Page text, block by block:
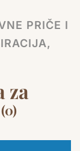
PRIČE I
za